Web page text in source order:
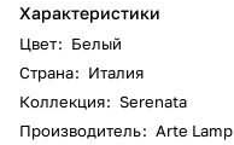
Характеристики
Цвет: Белый
Страна: Италия
Коллекция: Serenata
Производитель: Arte Lamp